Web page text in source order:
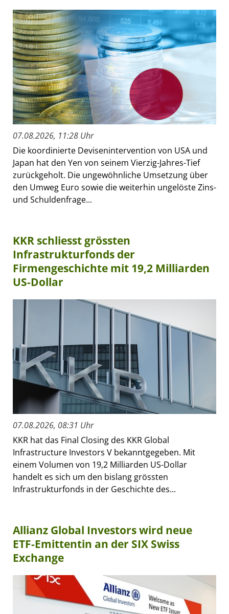
07.08.2026, 11:28 Uhr
Die koordinierte Devisenintervention von USA und
Japan hat den Yen von seinem Vierzig-Jahres-Tief
zurückgeholt. Die ungewöhnliche Umsetzung über
den Umweg Euro sowie die weiterhin ungelöste Zins-
und Schuldenfrage...
KKR schliesst grössten
Infrastrukturfonds der
Firmengeschichte mit 19,2 Milliarden
US-Dollar
07.08.2026, 08:31 Uhr
KKR hat das Final Closing des KKR Global
Infrastructure Investors V bekanntgegeben. Mit
einem Volumen von 19,2 Milliarden US-Dollar
handelt es sich um den bislang grössten
Infrastrukturfonds in der Geschichte des...
Allianz Global Investors wird neue
ETF-Emittentin an der SIX Swiss
Exchange